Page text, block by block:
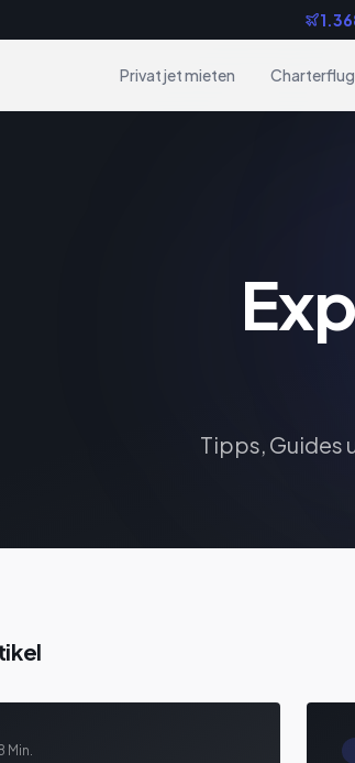
Privatjet mieten Charterflug
Tipps, Guides
Min.